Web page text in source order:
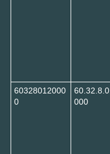
60328012000
0
000